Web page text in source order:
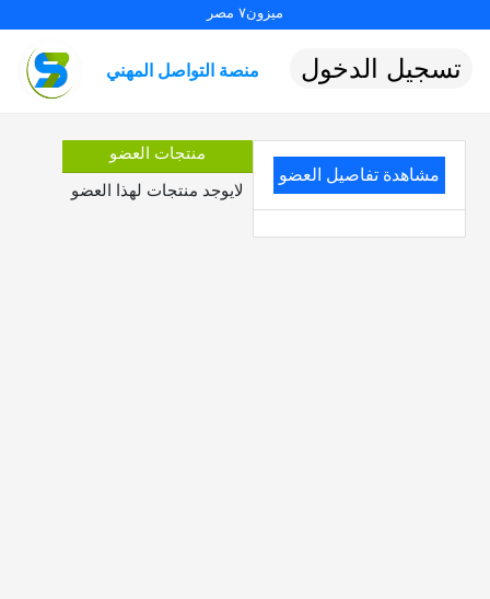
ميزون٧ مصر
منصة التواصل المهني تسجيل الدخول
مشاهدة تفاصيل العضو
منتجات العضو
لايوجد منتجات لهذا العضو